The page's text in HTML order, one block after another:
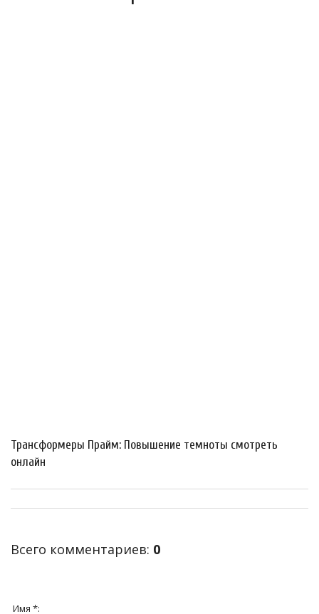
Трансформеры Прайм: Повышение темноты смотреть
онлайн
Всего комментариев: 0
Имя *: